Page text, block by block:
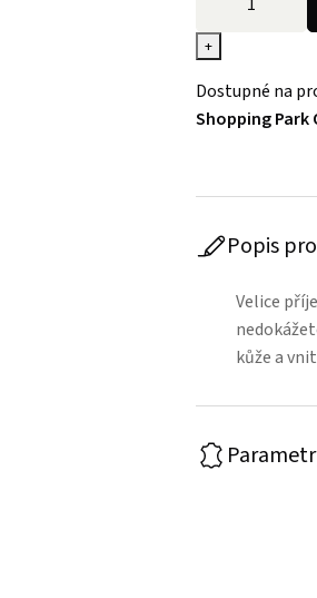
+
Dostupné na
Shopping Park
Popis
Velice
kůže a